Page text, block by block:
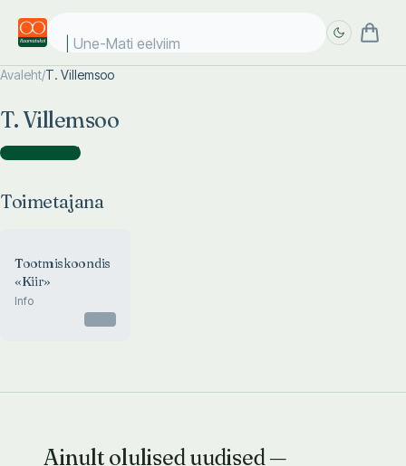
Une-Mati eelviima
Avaleht/T. Villemsoo
T. Villemsoo
Toimetajana )
Toimetajana
Tootmiskoondis
«Kiir»
Info
Ainult olulised uudised —